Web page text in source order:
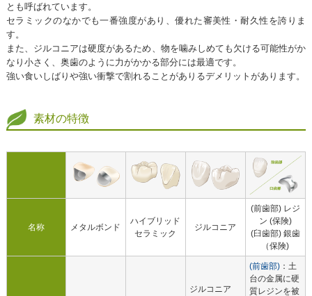
とも呼ばれています。
セラミックのなかでも一番強度があり、優れた審美性・耐久性を誇りま
す。
また、ジルコニアは硬度があるため、物を噛みしめても欠ける可能性がか
なり小さく、奥歯のように力がかかる部分には最適です。
強い食いしばりや強い衝撃で割れることがありるデメリットがあります。
素材の特徴
名称 メタルボンド
ハイブリッド
セラミック
ジルコニア
(前歯部) レジ
ン (保険)
(臼歯部) 銀歯
（保険)
ジルコニア
(前歯部)：土
台の金属に硬
質レジンを被